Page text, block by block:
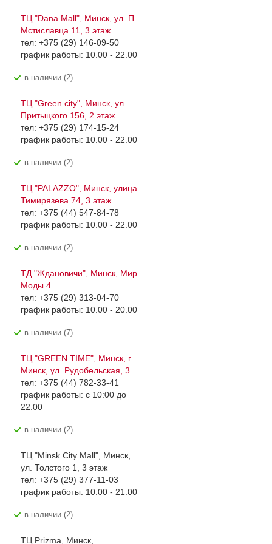
ТЦ "Dana Mall", Минск, ул. П.
Мстиславца 11, 3 этаж
тел: +375 (29) 146-09-50
график работы: 10.00 - 22.00
В наличии (2)
ТЦ "Green city", Минск, ул.
Притыцкого 156, 2 этаж
тел: +375 (29) 174-15-24
график работы: 10.00 - 22.00
В наличии (2)
ТЦ "PALAZZO", Минск, улица
Тимирязева 74, 3 этаж
тел: +375 (44) 547-84-78
график работы: 10.00 - 22.00
В наличии (2)
ТД "Ждановичи", Минск, Мир
Моды 4
тел: +375 (29) 313-04-70
график работы: 10.00 - 20.00
В наличии (7)
ТЦ "GREEN TIME", Минск, г.
Минск, ул. Рудобельская, 3
тел: +375 (44) 782-33-41
график работы: с 10:00 до
22:00
В наличии (2)
ТЦ "Minsk City Mall", Минск,
ул. Толстого 1, 3 этаж
тел: +375 (29) 377-11-03
график работы: 10.00 - 21.00
В наличии (2)
ТЦ Prizma, Минск,